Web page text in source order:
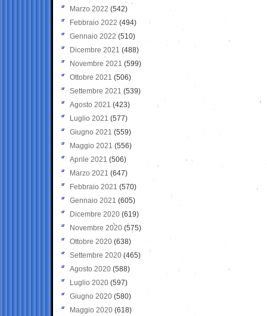
Marzo 2022 (542)
Febbraio 2022 (494)
Gennaio 2022 (510)
Dicembre 2021 (488)
Novembre 2021 (599)
Ottobre 2021 (506)
Settembre 2021 (539)
Agosto 2021 (423)
Luglio 2021 (577)
Giugno 2021(559)
Maggio 2021 (556)
Aprile 2021 (506)
Marzo 2021 (647)
Febbraio 2021 (570)
Gennaio 2021 (605)
Dicembre 2020 (619)
Novembre 2020 (575)
Ottobre 2020 (638)
Settembre 2020(465)
Agosto 2020 (588)
Luglio 2020 (597)
Giugno 2020 (580)
Maggio 2020 (618)